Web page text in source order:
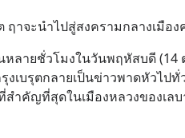
ฤาจะนำไปสู่สงครามกลางเมือง
ลายชั่วโมงในวันพฤหัสบดี (14
งเบรุตกลายเป็นข่าวพาดหัวไปทั่
สำคัญที่สุดในเมืองหลวงของเล